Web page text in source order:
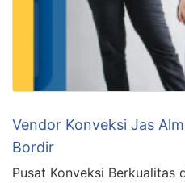
Vendor Konveksi Jas
Bordir
Pusat Konveksi Berkualitas